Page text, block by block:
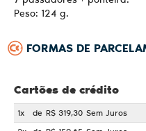
Peso: 124 g.
FORMAS DE
Cartões de crédito
1x de R$ 319,30 Sem Juros